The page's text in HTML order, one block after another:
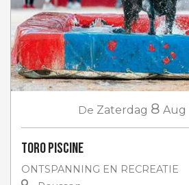
De Zaterdag 8 Aug
Toro piscine
ONTSPANNING EN RECREATIE